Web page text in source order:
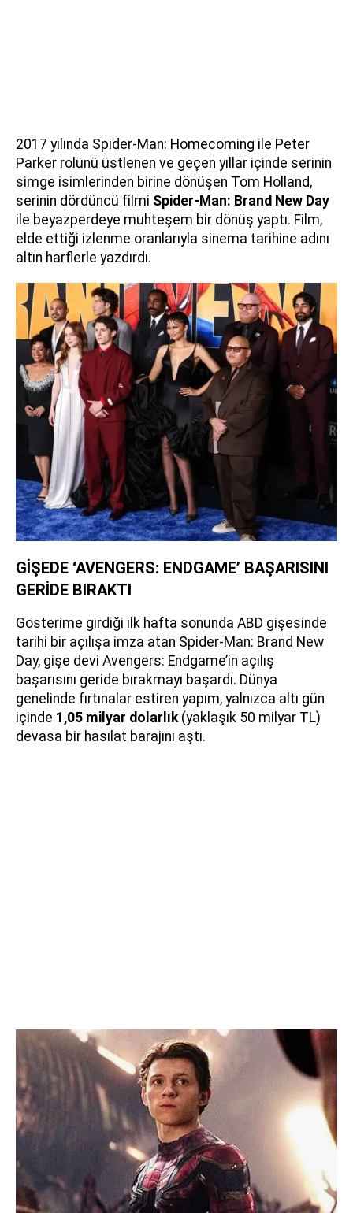
2017 yılında Spider-Man: Homecoming ile Peter
Parker rolünü üstlenen ve geçen yıllar içinde serinin
simge isimlerinden birine dönüşen Tom Holland,
serinin dördüncü filmi Spider-Man: Brand New Day
ile beyazperdeye muhteşem bir dönüş yaptı. Film,
elde ettiği izlenme oranlarıyla sinema tarihine adını
altın harflerle yazdırdı.
GİŞEDE ‘AVENGERS: ENDGAME’ BAŞARISINI
GERİDE BIRAKTI
Gösterime girdiği ilk hafta sonunda ABD gişesinde
tarihi bir açılışa imza atan Spider-Man: Brand New
Day, gişe devi Avengers: Endgame’in açılış
başarısını geride bırakmayı başardı. Dünya
genelinde fırtınalar estiren yapım, yalnızca altı gün
içinde 1,05 milyar dolarlık(yaklaşık 50 milyar TL)
devasa bir hasılat barajını aştı.